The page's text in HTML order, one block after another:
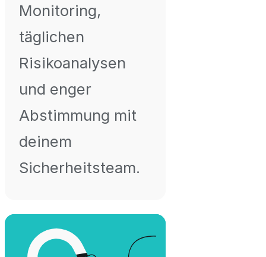
Monitoring,
täglichen
Risikoanalysen
und enger
Abstimmung mit
deinem
Sicherheitsteam.